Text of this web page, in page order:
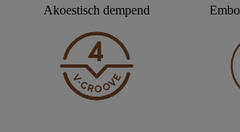
Akoestisch dempend